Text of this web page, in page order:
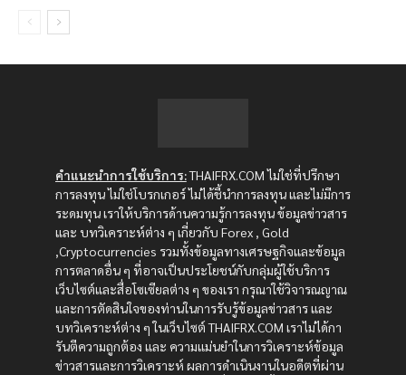
คำแนะนำการใช้บริการ:THAIFRX.COM ไม่ใช่ที่ปรึกษา
การลงทุน ไม่ใช่โบรกเกอร์ ไม่ได้ชี้นำการลงทุน และไม่มีการ
ระดมทุน เราให้บริการด้านความรู้การลงทุน ข้อมูลข่าวสาร
และ บทวิเคราะห์ต่าง ๆ เกี่ยวกับ Forex , Gold
,Cryptocurrencies รวมทั้งข้อมูลทางเศรษฐกิจและข้อมูล
การตลาดอื่น ๆ ที่อาจเป็นประโยชน์กับกลุ่มผู้ใช้บริการ
เว็บไซต์และสื่อโซเซียลต่าง ๆ ของเรา กรุณาใช้วิจารณญาณ
และการตัดสินใจของท่านในการรับรู้ข้อมูลข่าวสาร และ
บทวิเคราะห์ต่าง ๆ ในเว็บไซต์ THAIFRX.COM เราไม่ได้กา
รันตีความถูกต้อง และ ความแม่นยำในการวิเคราะห์ข้อมูล
ข่าวสารและการวิเคราะห์ ผลการดำเนินงานในอดีตที่ผ่าน